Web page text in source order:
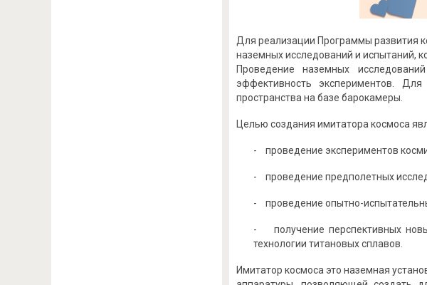
Для реализации Программы развития
наземных исследований и испытаний,
Проведение наземных
эффективность экспериментов.
пространства на базе барокамеры.
Целью создания имитатора космоса
- проведение экспериментов
- проведение предполетных
- проведение опытно-
- получение перспективных
технологии титановых сплавов.
Имитатор космоса это наземная